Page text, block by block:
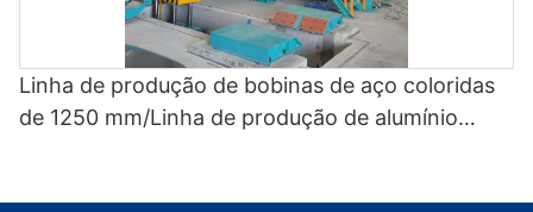
Linha de produção de bobinas de aço coloridas
de 1250 mm/Linha de produção de alumínio